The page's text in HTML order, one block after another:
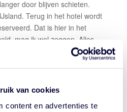
van cookies
content en advertenties te
door blijven schieten.
Terug in het hotel wordt
Dat is hier in het
mag ik wel zeggen. Alles
zo aan tafel.”
meestal om een
tijd wel door. Op dit
in Cryptocurrencies,